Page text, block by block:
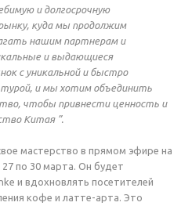
и долгосрочную
куда мы продолжим
нашим партнерам и
и выдающиеся
с уникальной и быстро
и мы хотим объединить
чтобы привнести ценность и
Китая ”.
мастерство в прямом эфире на
27 по 30 марта. Он будет
и вдохновлять посетителей
кофе и латте-арта. Это